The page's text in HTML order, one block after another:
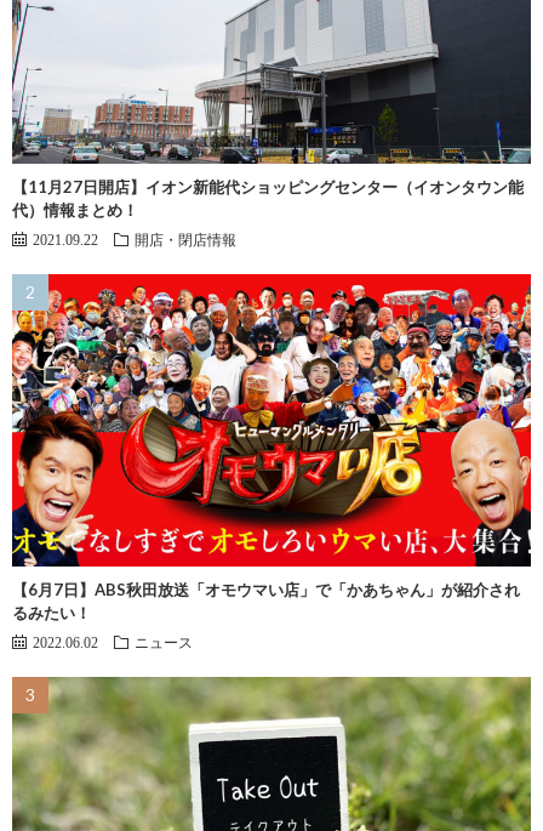
【11月27日開店】イオン新能代ショッピングセンター（イオンタウン能
代）情報まとめ！
2021.09.22 開店・閉店情報
【6月7日】ABS秋田放送「オモウマい店」で「かあちゃん」が紹介され
るみたい！
2022.06.02 ニュース